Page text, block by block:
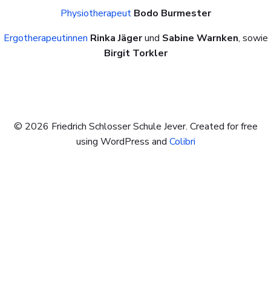
Physiotherapeut Bodo Burmester
Ergotherapeutinnen Rinka Jägerund Sabine Warnken, sowie
Birgit Torkler
© 2026 Friedrich Schlosser Schule Jever. Created for free
using WordPress and Colibri